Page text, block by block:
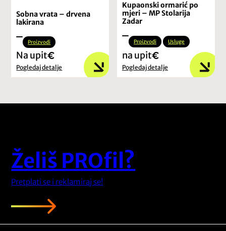
Sobna vrata – drvena
lakirana
Proizvodi
Na upit
Pogledaj detalje
Kupaonski ormarić po
mjeri – MP Stolarija
Zadar
Proizvodi Usluge
na upit
Pogledaj detalje
Želiš PROfil?
Pretplati se i reklamiraj se!